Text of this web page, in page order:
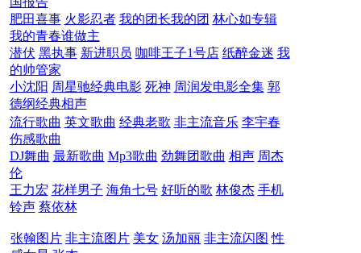
肥田喜事 火影忍者 我的团长我的团 林心如专辑
我的青春谁做主
潜伏 黑执事 新进职员 咖啡王子1号店 纸醉金迷 我
的帅管家
小沈阳 周星驰经典电影 死神 周润发电影全集 郭
德纲经典相声
流行歌曲 英文歌曲 经典老歌 非主流音乐 李宇春
伤感歌曲
DJ舞曲 最新歌曲 Mp3歌曲 劲舞团歌曲 相声 周杰
伦
王力宏 花样男子 海角七号 好听的歌 林俊杰 手机
铃声 蔡依林
张翰图片 非主流图片 美女 汤加丽 非主流闪图 性